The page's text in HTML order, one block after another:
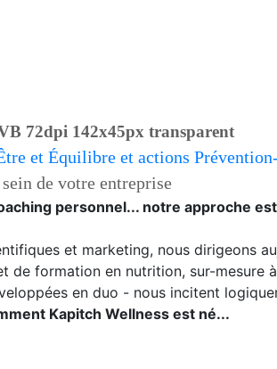
et Équilibre et actions
de votre entreprise
personnel... notre approche
et marketing, nous dirigeons
formation en nutrition, sur-mesure
en duo - nous incitent
Kapitch Wellness est né...